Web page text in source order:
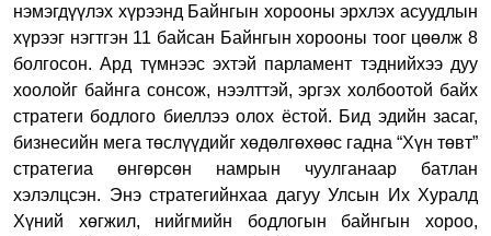
нэмэгдүүлэх хүрээнд Байнгын хорооны эрхлэх асуудлын
хүрээг нэгтгэн 11 байсан Байнгын хорооны тоог цөөлж 8
болгосон. Ард түмнээс эхтэй парламент тэднийхээ дуу
хоолойг байнга сонсож, нээлттэй, эргэх холбоотой байх
стратеги бодлого биеллээ олох ёстой. Бид эдийн засаг,
бизнесийн мега төслүүдийг хөдөлгөхөөс гадна “Хүн төвт”
стратегиа өнгөрсөн намрын чуулганаар батлан
хэлэлцсэн. Энэ стратегийнхаа дагуу Улсын Их Хуралд
Хүний хөгжил, нийгмийн бодлогын байнгын хороо,